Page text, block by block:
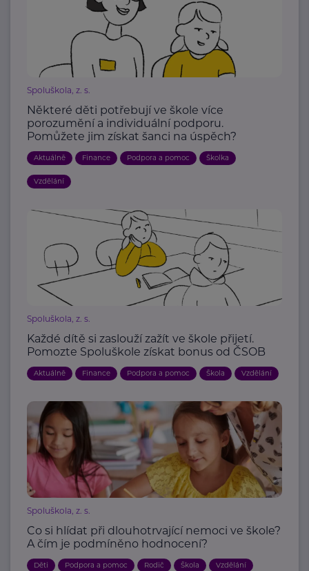
Spoluškola, z. s.
Některé děti potřebují ve škole více
porozumění a individuální podporu.
Pomůžete jim získat šanci na úspěch?
Aktuálně Finance Podpora a pomoc Školka
Vzdělání
Spoluškola, z. s.
Každé dítě si zaslouží zažít ve škole přijetí.
Pomozte Spoluškole získat bonus od ČSOB
Aktuálně Finance Podpora a pomoc Škola Vzdělání
Spoluškola, z. s.
Co si hlídat při dlouhotrvající nemoci ve škole?
A čím je podmíněno hodnocení?
Děti Podpora a pomoc Rodič Škola Vzdělání